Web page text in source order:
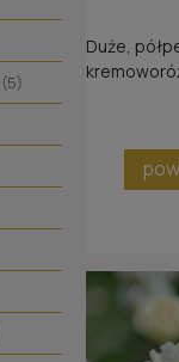
(5)
Duże,